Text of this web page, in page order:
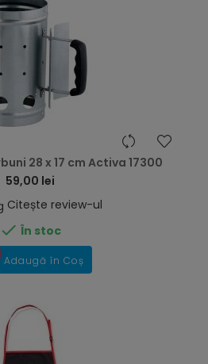
28 x 17 cm Activa 17300
59,00 lei
Citește review-ul
 În stoc
Adaugă în Coș